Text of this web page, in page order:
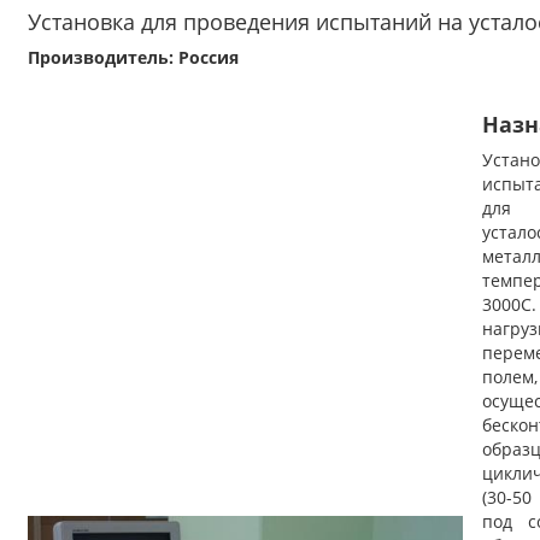
Установка для проведения испытаний на
Производитель: Россия
для
(30-
под